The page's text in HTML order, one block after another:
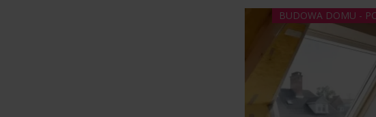
BUDOWA DOMU -